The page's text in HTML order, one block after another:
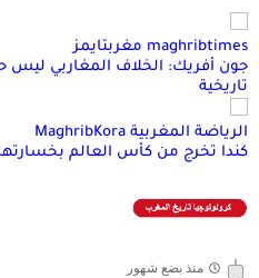
maghribtimes مغربتايمز
جون أفريك: الخلاف المغاربي ليس
تاريخية
الرياضة المغربية MaghribKora
كندا تخرج من كأس العالم بخسارتها 3-0 أمام
منذ بضع شهور